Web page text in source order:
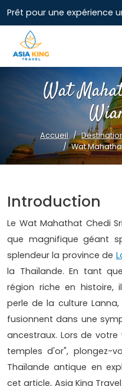
Prêt pour une expérience
Wat
Accueil
Wat
Introduction
Le Wat Mahathat Chedi
que magnifique géant
splendeur la province de
la Thaïlande. En tant
région riche en histoire,
perle de la culture
fusionnent dans une
ancestraux. Lors de
temples d'or", plongez-
Thaïlande antique en
cet article, Asia King